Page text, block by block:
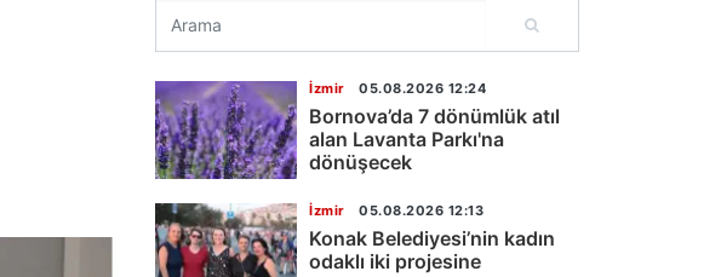
İzmir 05.08.2026 12:24
Bornova’da 7 dönümlük atıl
alan Lavanta Parkı'na
dönüşecek
İzmir 05.08.2026 12:13
Konak Belediyesi’nin kadın
odaklı iki projesine